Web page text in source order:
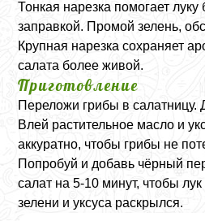
Тонкая нарезка помогает
заправкой. Промой зелень,
Крупная нарезка сохраняет
салата более живой.
Приготовление
Переложи грибы в салатницу.
Влей растительное масло и
аккуратно, чтобы грибы не
Попробуй и добавь чёрный
салат на 5-10 минут, чтобы
зелени и уксуса раскрылся.